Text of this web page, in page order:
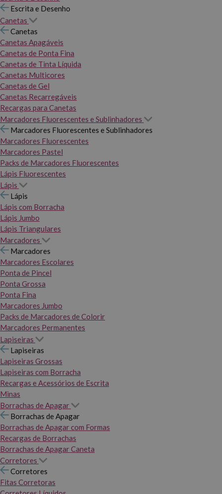
Escrita e Desenho
Canetas
Canetas
Canetas Apagáveis
Canetas de Ponta Fina
Canetas de Tinta Líquida
Canetas Multicores
Canetas de Gel
Canetas Recarregáveis
Recargas para Canetas
Marcadores Fluorescentes e Sublinhadores
Marcadores Fluorescentes e Sublinhadores
Marcadores Fluorescentes
Marcadores Pastel
Packs de Marcadores Fluorescentes
Lápis Fluorescentes
Lápis
Lápis
Lápis com Borracha
Lápis Jumbo
Lápis Triangulares
Marcadores
Marcadores
Marcadores Escolares
Ponta de Pincel
Ponta Grossa
Ponta Fina
Marcadores Jumbo
Packs de Marcadores de Colorir
Marcadores Permanentes
Lapiseiras
Lapiseiras
Lapiseiras Grossas
Lapiseiras com Borracha
Recargas e Acessórios de Escrita
Minas
Borrachas de Apagar
Borrachas de Apagar
Borrachas de Apagar com Formas
Recargas de Borrachas
Borrachas de Apagar Caneta
Corretores
Corretores
Fitas Corretoras